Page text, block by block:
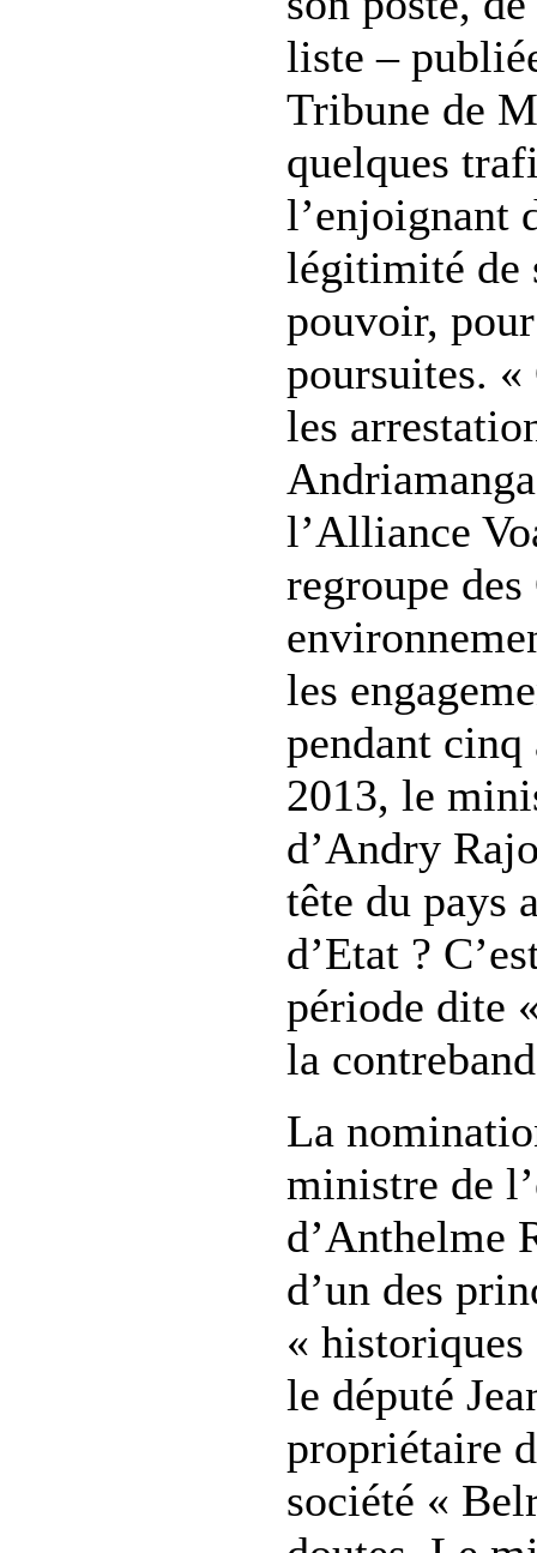
liste –
Tribune de
quelques
l’enjoignant
légitimité de
pouvoir,
poursuites.
les
l’Alliance
regroupe
les
pendant cinq
2013, le
d’Andry
tête du pays
d’Etat ?
période dite
la
La
ministre de
d’Anthelme
d’un des
« historiques
le député
propriétaire
société «